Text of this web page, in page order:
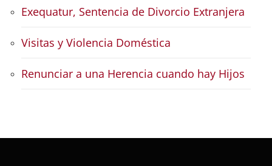
Exequatur, Sentencia de Divorcio Extranjera
Visitas y Violencia Doméstica
Renunciar a una Herencia cuando hay Hijos